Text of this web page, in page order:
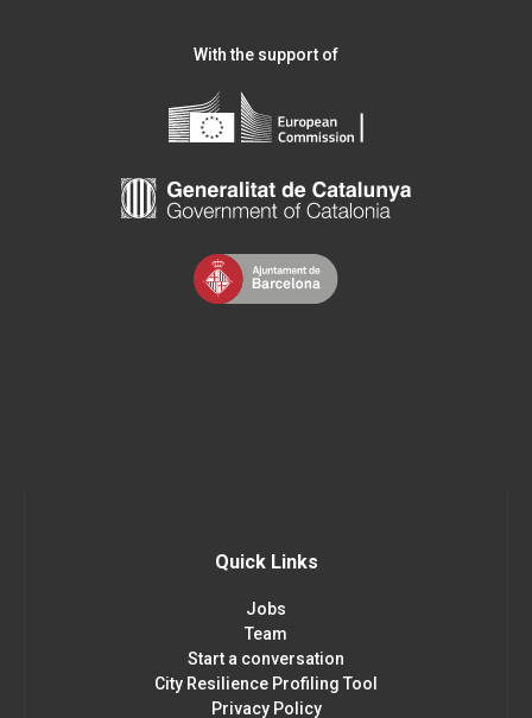
With the support of
Quick Links
Jobs
Team
Start a conversation
City Resilience Profiling Tool
Privacy Policy